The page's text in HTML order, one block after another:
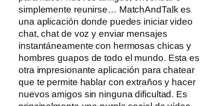
simplemente reunirse… MatchAndTalk es
una aplicación donde puedes iniciar video
chat, chat de voz y enviar mensajes
instantáneamente con hermosas chicas y
hombres guapos de todo el mundo. Esta es
otra impresionante aplicación para chatear
que te permite hablar con extraños y hacer
nuevos amigos sin ninguna dificultad. Es